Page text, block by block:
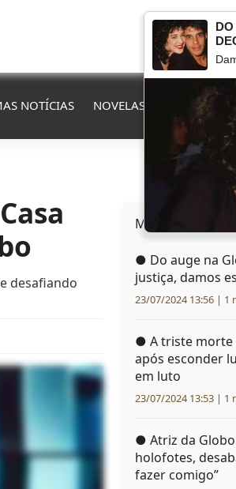
NOTÍCIAS NOVELAS QUE FIM
desafiando
Mais lidas hoje
● Do auge na
justiça, damos
23/07/2024 13:56 | 1
● A triste morte
após esconder
em luto
23/07/2024 13:53 | 1
● Atriz da
holofotes,
fazer comigo”